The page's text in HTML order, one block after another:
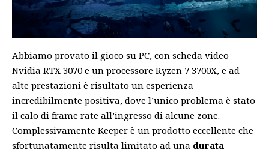
Abbiamo provato il gioco su PC, con scheda video
Nvidia RTX 3070 e un processore Ryzen 7 3700X, e ad
alte prestazioni è risultato un esperienza
incredibilmente positiva, dove l’unico problema è stato
il calo di frame rate all’ingresso di alcune zone.
Complessivamente Keeper è un prodotto eccellente che
sfortunatamente risulta limitato ad una durata